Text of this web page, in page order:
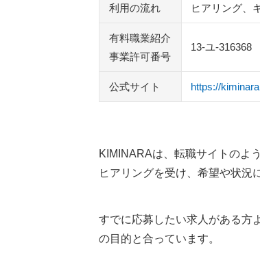
利用の流れ ヒアリング、
有料職業紹介
事業許可番号
13-ユ-316368
公式サイト https://
KIMINARAは、転職サイトのよ
ヒアリングを受け、希望や状況
すでに応募したい求人がある方
の目的と合っています。